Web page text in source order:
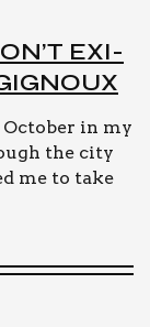
EXI­
in my
the city
me to take